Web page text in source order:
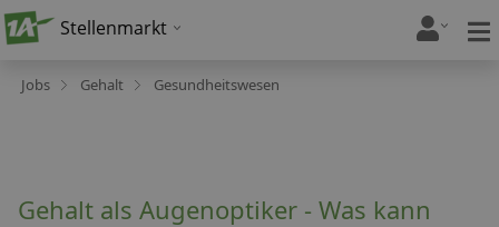
Stellenmarkt
Jobs Gehalt Gesundheitswesen
Gehalt als Augenoptiker - Was kann